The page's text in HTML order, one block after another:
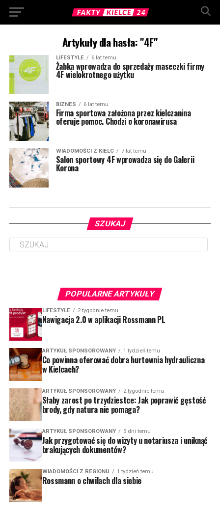
Artykuły dla hasła: "4F"
LIFESTYLE 6 lat temu
Żabka wprowadza do sprzedaży maseczki firmy
4F wielokrotnego użytku
BIZNES 6 lat temu
Firma sportowa założona przez kielczanina
oferuje pomoc. Chodzi o koronawirusa
WIADOMOŚCI Z KIELC 7 lat temu
Salon sportowy 4F wprowadza się do Galerii
Korona
SZUKAJ
POPULARNE ARTYKUŁY
LIFESTYLE 2 tygodnie temu
Nawigacja 2.0 w aplikacji Rossmann PL
ARTYKUŁ SPONSOROWANY 1 tydzień temu
Co powinna oferować dobra hurtownia hydrauliczna
w Kielcach?
ARTYKUŁ SPONSOROWANY 2 tygodnie temu
Słaby zarost po trzydziestce: Jak poprawić gęstość
brody, gdy natura nie pomaga?
ARTYKUŁ SPONSOROWANY 5 dni temu
Jak przygotować się do wizyty u notariusza i uniknąć
brakujących dokumentów?
WIADOMOŚCI Z REGIONU 1 tydzień temu
Rossmann o chwilach dla siebie